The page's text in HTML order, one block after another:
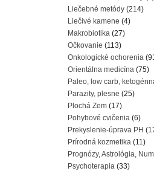
Liečebné metódy (214)
Liečivé kamene (4)
Makrobiotika (27)
Očkovanie (113)
Onkologické ochorenia
Orientálna medicína (75)
Paleo, low carb,
Parazity, plesne (25)
Plochá Zem (17)
Pohybové cvičenia (6)
Prekyslenie-úprava PH
Prírodná kozmetika (11)
Prognózy, Astrológia,
Psychoterapia (33)